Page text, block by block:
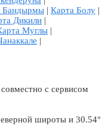
Бандырмы | Карта Болу |
Дикили |
Муглы |
|
с сервисом
широты и 30.54°